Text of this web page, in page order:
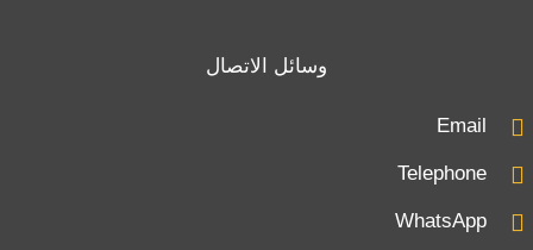
وسائل الاتصال
Email
Telephone
WhatsApp